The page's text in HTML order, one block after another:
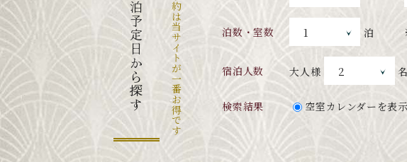
ご宿泊予定日から探す当館のご予約は当サイトが一番お得です 泊数・室数 泊
宿泊人数 大人様 名
検索結果 空室カレンダーを表示